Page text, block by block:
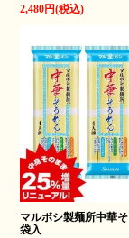
2,480円(税込)
マルボシ製麺所中華
袋入